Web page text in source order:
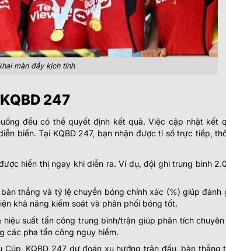
màn đầy kịch tính
247
đều có thể quyết định kết quả. Việc cập nhật kết
biến. Tại KQBD 247, bạn nhận được tỉ số trực tiếp,
hiển thị ngay khi diễn ra. Ví dụ, đội ghi trung bình
thắng và tỷ lệ chuyền bóng chính xác (%) giúp đánh
khả năng kiểm soát và phân phối bóng tốt.
suất tấn công trung bình/trận giúp phân tích chuyên
các pha tấn công nguy hiểm.
KQBD 247 dự đoán xu hướng trận đấu, bàn thắng